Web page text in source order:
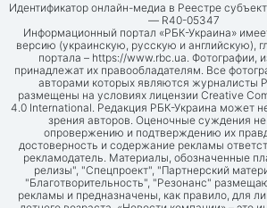
Идентификатор онлайн-медиа в Реестре
— R40-05347
Информационный портал «РБК-Украина»
версию (украинскую, русскую и английскую),
портала – https://www.rbc.ua. Фотографии,
принадлежат их правообладателям. Все
авторами которых являются журналисты
размещены на условиях лицензии Creative
4.0 International. Редакция РБК-Украина может
зрения авторов. Оценочные суждения
опровержению и подтверждению их
достоверность и содержание рекламы
рекламодатель. Материалы, обозначенные
релизы", "Спецпроект", "Партнерский
"Благотворительность", "Резонанс"
рекламы и предназначены, как правило, для